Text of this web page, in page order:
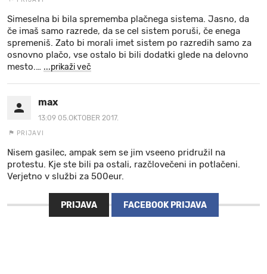
Simeselna bi bila sprememba plačnega sistema. Jasno, da
če imaš samo razrede, da se cel sistem poruši, če enega
spremeniš. Zato bi morali imet sistem po razredih samo za
osnovno plačo, vse ostalo bi bili dodatki glede na delovno
mesto.… ...prikaži več
max
13:09 05.OKTOBER 2017.
PRIJAVI
Nisem gasilec, ampak sem se jim vseeno pridružil na
protestu. Kje ste bili pa ostali, razčlovečeni in potlačeni.
Verjetno v službi za 500eur.
PRIJAVA FACEBOOK PRIJAVA